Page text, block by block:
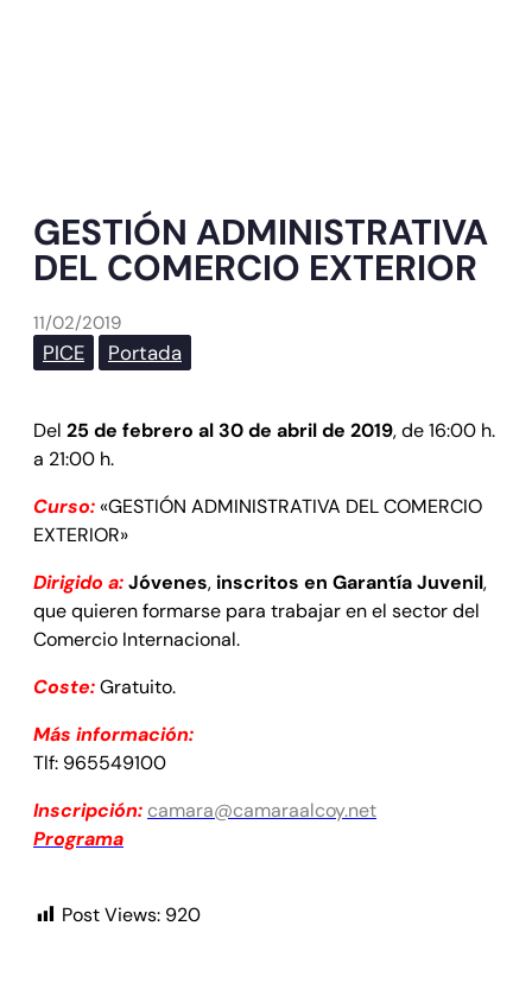
GESTIÓN ADMINISTRATIVA
DEL COMERCIO EXTERIOR
11/02/2019
PICE Portada
Del 25 de febrero al 30 de abril de 2019, de 16:00 h.
a 21:00 h.
Curso:«GESTIÓN ADMINISTRATIVA DEL COMERCIO
EXTERIOR»
Dirigido a:Jóvenes, inscritos en Garantía Juvenil,
que quieren formarse para trabajar en el sector del
Comercio Internacional.
Coste:Gratuito.
Más información:
Tlf: 965549100
Inscripción: camara@camaraalcoy.net
Programa
Post Views: 920